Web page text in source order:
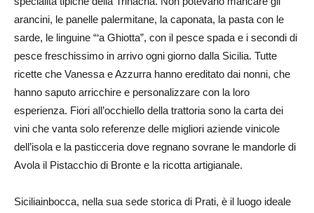
arancini, le panelle palermitane, la caponata, la pasta con le
sarde, le linguine “‘a Ghiotta”, con il pesce spada e i secondi di
pesce freschissimo in arrivo ogni giorno dalla Sicilia. Tutte
ricette che Vanessa e Azzurra hanno ereditato dai nonni, che
hanno saputo arricchire e personalizzare con la loro
esperienza. Fiori all’occhiello della trattoria sono la carta dei
vini che vanta solo referenze delle migliori aziende vinicole
dell’isola e la pasticceria dove regnano sovrane le mandorle di
Avola il Pistacchio di Bronte e la ricotta artigianale.
Siciliainbocca, nella sua sede storica di Prati, è il luogo ideale